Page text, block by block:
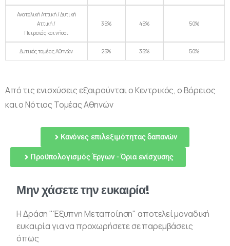
Ανατολική Αττική / Δυτική
Αττική /
Πειραιάς και νήσοι
35% 45% 50%
Δυτικός τομέας Αθηνών 25% 35% 50%
Από τις ενισχύσεις εξαιρούνται ο Κεντρικός, ο Βόρειος
και ο Νότιος Τομέας Αθηνών
Κανόνες επιλεξιμότητας δαπανών
Προϋπολογισμός Έργων - Όρια ενίσχυσης
Μην χάσετε την ευκαιρία!
Η Δράση "Έξυπνη Μεταποίηση" αποτελεί μοναδική
ευκαιρία για να προχωρήσετε σε παρεμβάσεις
όπως